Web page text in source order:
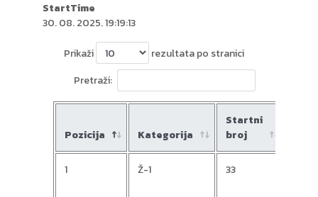
StartTime
30. 08. 2025. 19:19:13
Prikaži
rezultata po stranici
Pretraži:
Pozicija Kategorija
Startni
broj
1 Ž-1 33